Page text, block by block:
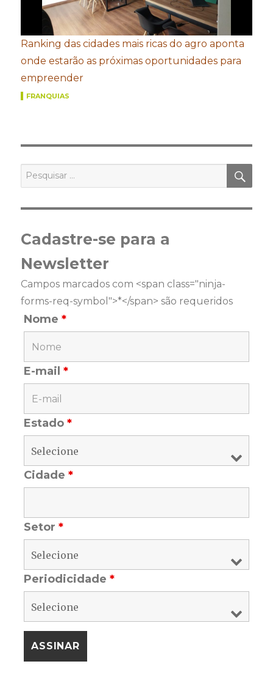
Ranking das cidades mais ricas do agro aponta
onde estarão as próximas oportunidades para
empreender
FRANQUIAS
Pesquisar
por:
Cadastre-se para a
Newsletter
Campos marcados com <span class="ninja-
forms-req-symbol">*</span> são requeridos
Nome*
E-mail*
Estado*
Cidade*
Setor*
Periodicidade*